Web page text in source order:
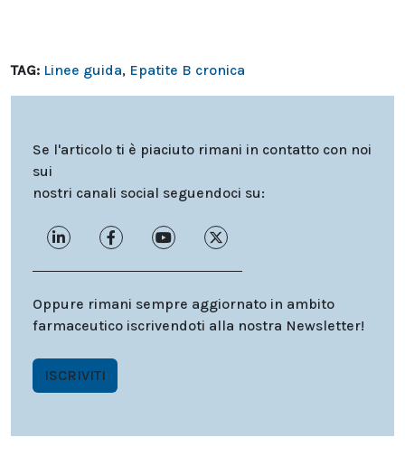
TAG: Linee guida, Epatite B cronica
Se l'articolo ti è piaciuto rimani in contatto con noi
sui
nostri canali social seguendoci su:
Oppure rimani sempre aggiornato in ambito
farmaceutico iscrivendoti alla nostra Newsletter!
ISCRIVITI